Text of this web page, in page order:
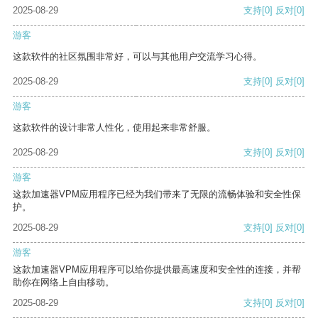
2025-08-29 支持[0] 反对[0]
游客
这款软件的社区氛围非常好，可以与其他用户交流学习心得。
2025-08-29 支持[0] 反对[0]
游客
这款软件的设计非常人性化，使用起来非常舒服。
2025-08-29 支持[0] 反对[0]
游客
这款加速器VPM应用程序已经为我们带来了无限的流畅体验和安全性保
护。
2025-08-29
支持[0] 反对[0]
游客
这款加速器VPM应用程序可以给你提供最高速度和安全性的连接，并帮
助你在网络上自由移动。
2025-08-29
支持[0] 反对[0]